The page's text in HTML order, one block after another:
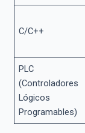
C/C++
PLC
(Controladores
Lógicos
Programables)